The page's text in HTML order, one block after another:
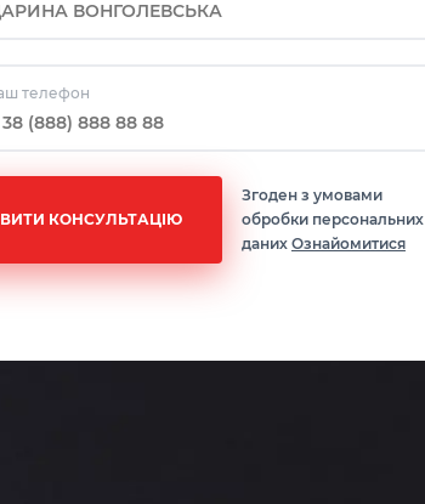
телефон
КОНСУЛЬТАЦІЮ
Згоден з умовами
обробки персональних
даних Ознайомитися